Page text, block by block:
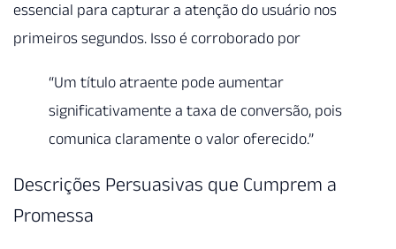
essencial para capturar a atenção do usuário nos
primeiros segundos. Isso é corroborado por
“Um título atraente pode aumentar
significativamente a taxa de conversão, pois
comunica claramente o valor oferecido.”
Descrições Persuasivas que Cumprem a
Promessa